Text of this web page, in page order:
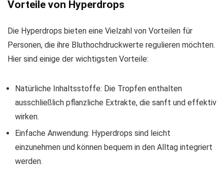
Vorteile von Hyperdrops
Die Hyperdrops bieten eine Vielzahl von Vorteilen für
Personen, die ihre Bluthochdruckwerte regulieren möchten.
Hier sind einige der wichtigsten Vorteile:
Natürliche Inhaltsstoffe: Die Tropfen enthalten
ausschließlich pflanzliche Extrakte, die sanft und effektiv
wirken.
Einfache Anwendung: Hyperdrops sind leicht
einzunehmen und können bequem in den Alltag integriert
werden.